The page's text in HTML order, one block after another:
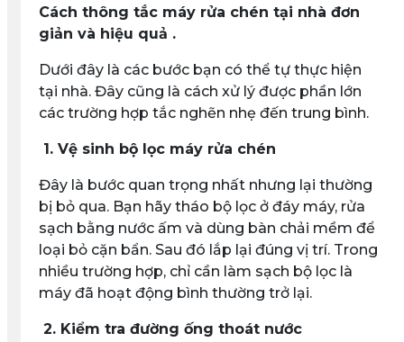
Cách thông tắc máy rửa chén tại nhà đơn
giản và hiệu quả .
Dưới đây là các bước bạn có thể tự thực hiện
tại nhà. Đây cũng là cách xử lý được phần lớn
các trường hợp tắc nghẽn nhẹ đến trung bình.
1. Vệ sinh bộ lọc máy rửa chén
Đây là bước quan trọng nhất nhưng lại thường
bị bỏ qua. Bạn hãy tháo bộ lọc ở đáy máy, rửa
sạch bằng nước ấm và dùng bàn chải mềm để
loại bỏ cặn bẩn. Sau đó lắp lại đúng vị trí. Trong
nhiều trường hợp, chỉ cần làm sạch bộ lọc là
máy đã hoạt động bình thường trở lại.
2. Kiểm tra đường ống thoát nước